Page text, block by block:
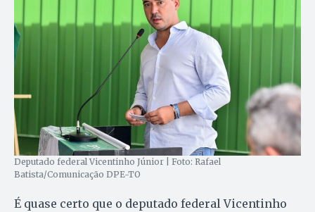
Deputado federal Vicentinho Júnior | Foto: Rafael
Batista/Comunicação DPE-TO
É quase certo que o deputado federal Vicentinho